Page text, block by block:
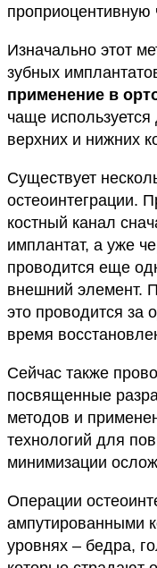
проприоцентивную
Изначально этот
зубных
применение в
чаще
верхних и нижних
Существует
остеоинтеграции.
костный канал
имплантат, а уже
проводится еще
внешний элемент.
это проводится за
время
Сейчас также
посвященные
методов и
технологий для
минимизации
Операции
ампутированными
уровнях – бедра,